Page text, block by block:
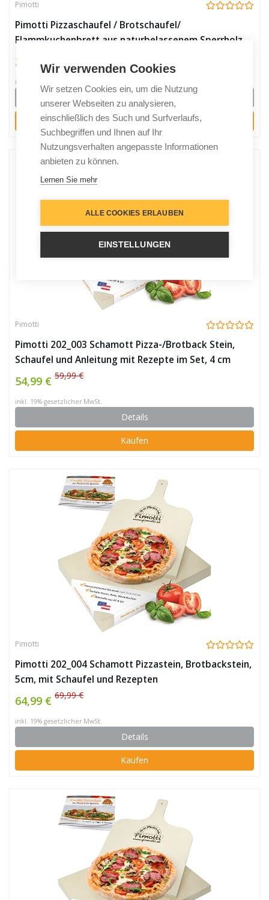
Pimotti
Pimotti Pizzaschaufel / Brotschaufel/
Flammkuchenbrett aus naturbelassenem Sperrholz
24,99 €
inkl. 19% gesetzlicher MwSt.
Details
Kaufen
Pimotti
Pimotti 202_003 Schamott Pizza-/Brotback Stein,
Schaufel und Anleitung mit Rezepte im Set, 4 cm
54,99 € 59,99 €
inkl. 19% gesetzlicher MwSt.
Details
Kaufen
Pimotti
Pimotti 202_004 Schamott Pizzastein, Brotbackstein,
5cm, mit Schaufel und Rezepten
64,99 € 69,99 €
inkl. 19% gesetzlicher MwSt.
Details
Kaufen
Wir verwenden Cookies
Wir setzen Cookies ein, um die Nutzung
unserer Webseiten zu analysieren,
einschließlich des Such und Surfverlaufs,
Suchbegriffen und Ihnen auf Ihr
Nutzungsverhalten angepasste Informationen
anbieten zu können.
Lernen Sie mehr
ALLE COOKIES ERLAUBEN
EINSTELLUNGEN